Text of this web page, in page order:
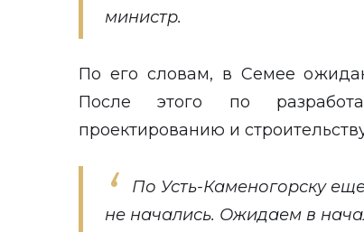
министр.
По его словам, в Семее
После этого по
проектированию и
По Усть-Каменогорску
не начались. Ожидаем в